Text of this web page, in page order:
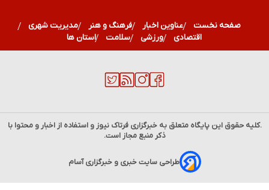
صفحه نخست عناوین اخبار فرهنگ و هنر
مدیریت شهری
اقتصادی
ورزشی سلامت استان ها
.کلیه حقوق این پایگاه متعلق به خبرگزاریفرتاک نیوز و استفاده از اخبار و محتوا با
ذکر منبع مجاز است.
طراحی سایت خبری و خبرگزاری آسام